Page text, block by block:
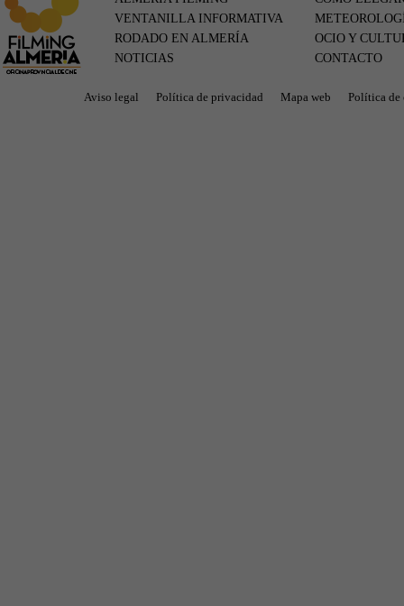
VENTANILLA INFORMATIVA
RODADO EN ALMERÍA
NOTICIAS
OCIO Y
CONTACTO
Aviso legal Política de privacidad Mapa web Política de